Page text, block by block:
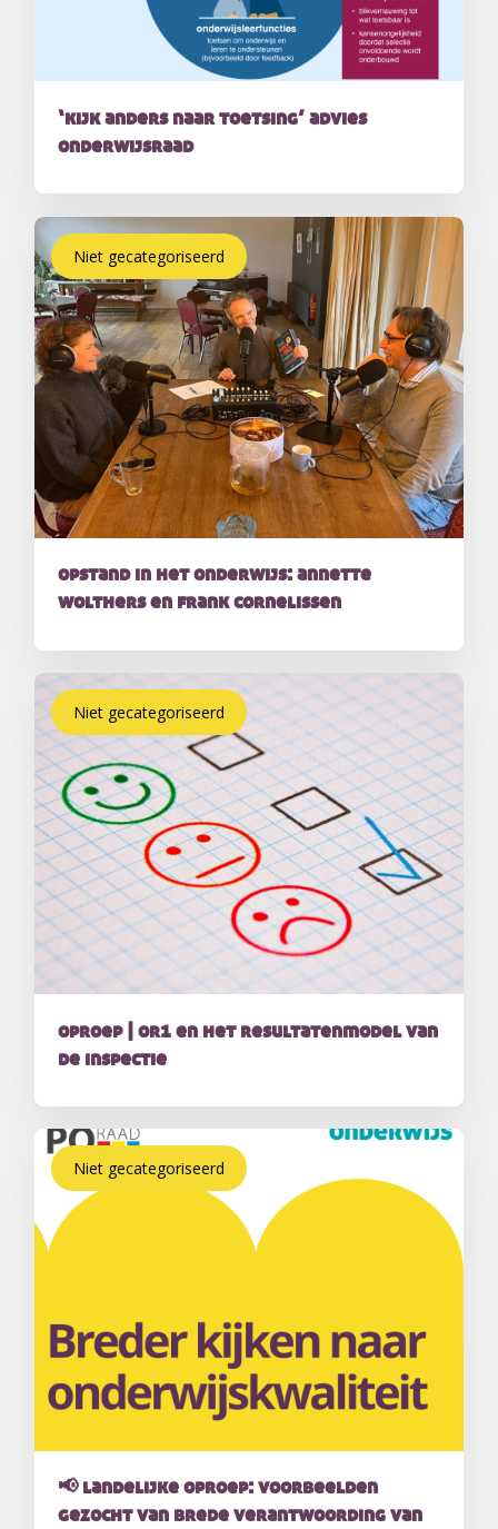
‘kijk anders naar toetsing’ advies
onderwijsraad
Niet gecategoriseerd
opstand in het onderwijs: annette
wolthers en frank cornelissen
Niet gecategoriseerd
oproep | or1 en het resultatenmodel van
de inspectie
Niet gecategoriseerd
📢 landelijke oproep: voorbeelden
gezocht van brede verantwoording van